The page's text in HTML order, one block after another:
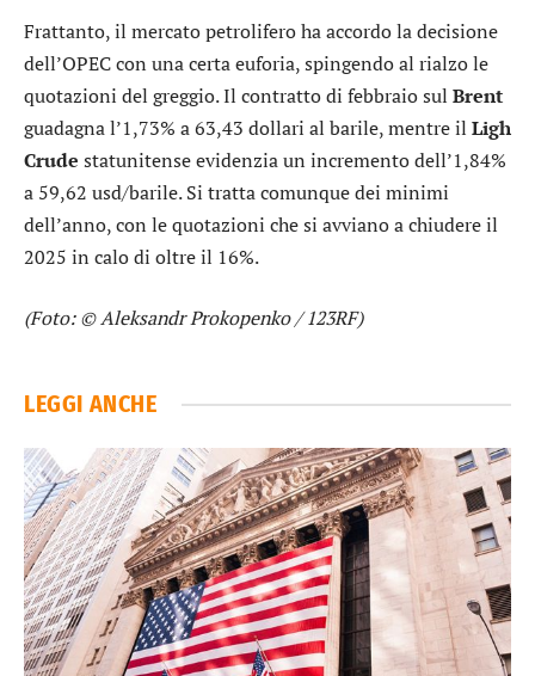
Frattanto, il mercato petrolifero ha accordo la decisione
dell’OPEC con una certa euforia, spingendo al rialzo le
quotazioni del greggio. Il contratto di febbraio sul Brent
guadagna l’1,73% a 63,43 dollari al barile, mentre il Ligh
Crude statunitense evidenzia un incremento dell’1,84%
a 59,62 usd/barile. Si tratta comunque dei minimi
dell’anno, con le quotazioni che si avviano a chiudere il
2025 in calo di oltre il 16%.
(Foto: © Aleksandr Prokopenko / 123RF)
LEGGI ANCHE